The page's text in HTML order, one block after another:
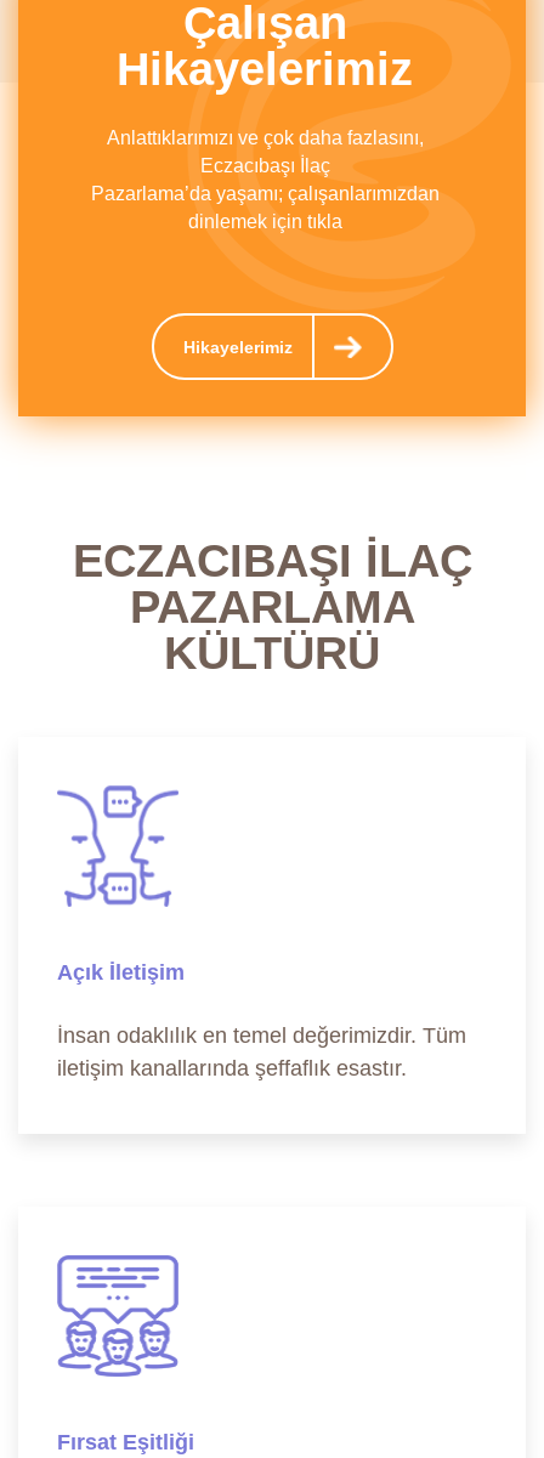
Çalışan
Hikayelerimiz
Anlattıklarımızı ve çok daha fazlasını,
Eczacıbaşı İlaç
Pazarlama’da yaşamı; çalışanlarımızdan
dinlemek için tıkla
Hikayelerimiz
ECZACIBAŞI İLAÇ
PAZARLAMA
KÜLTÜRÜ
Açık İletişim
İnsan odaklılık en temel değerimizdir. Tüm
iletişim kanallarında şeffaflık esastır.
Fırsat Eşitliği